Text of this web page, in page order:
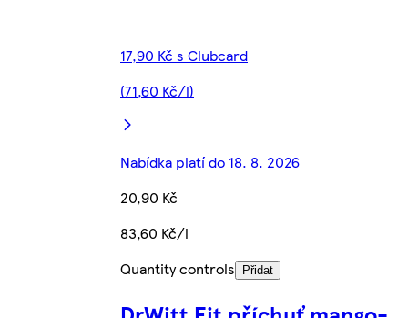
17,90 Kč s Clubcard
(71,60 Kč/l)
Nabídka platí do 18. 8. 2026
20,90 Kč
83,60 Kč/l
Quantity controls
Přidat